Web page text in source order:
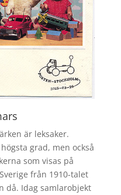
är leksaker.
grad, men också
som visas på
från 1910-talet
då. Idag samlarobjekt